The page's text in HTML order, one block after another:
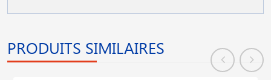
PRODUITS SIMILAIRES